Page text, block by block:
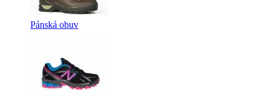
Pánská obuv